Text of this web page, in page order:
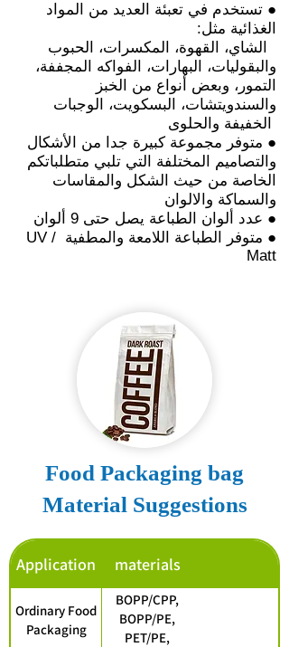
● تستخدم في تعبئة العديد من المواد
الغذائية مثل:
الشاي، القهوة، المكسرات، الحبوب
والبقوليات، البهارات، الفواكه المجففة،
التمور، وبعض أنواع من الخبز
والسندويتشات، البسكويت، الوجبات
الخفيفة والحلوى
● متوفر مجموعة كبيرة جدا من الأشكال
والتصاميم المختلفة التي تلبي متطلباتكم
الخاصة من حيث الشكل والمقاسات
والسماكة والالوان
● عدد ألوان الطباعة يصل حتى 9 ألوان
● متوفر الطباعة اللامعة والمطفية UV /
Matt
Food Packaging bag
Material Suggestions
Application materials
Ordinary Food
Packaging
BOPP/CPP,
BOPP/PE,
PET/PE,